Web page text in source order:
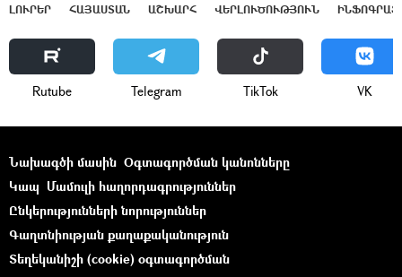
ԼՈՒՐԵՐ ՀԱՅԱՍՏԱՆ ԱՇԽԱՐՀ ՎԵՐԼՈՒԾՈՒԹՅՈՒՆ
Rutube Telegram ТikТоk VK
Նախագծի մասին Օգտագործման կանոնները
Կապ Մամուլի հաղորդագրություններ
Ընկերությունների նորություններ
Գաղտնիության քաղաքականություն
Տեղեկանիշի (cookie) օգտագործման